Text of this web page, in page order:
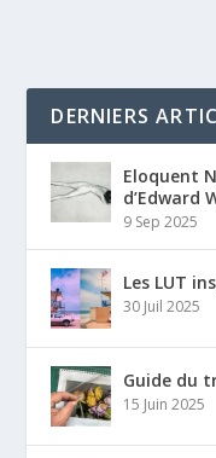
DERNIERS
Eloquent
d’Edward
9 Sep 2025
Les LUT
30 Juil 2025
Guide du
15 Juin 2025